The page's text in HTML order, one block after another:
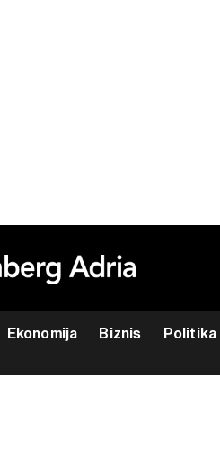
Ekonomija Biznis Politika